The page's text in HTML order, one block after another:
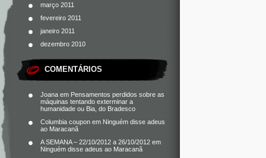
março 2011
fevereiro 2011
janeiro 2011
dezembro 2010
COMENTÁRIOS
Joana em Pensamentos perdidos sobre as
máquinas tentando exterminar a
humanidade ou Bia, do Bradesco
Columbia coupon em Ninguém disse adeus
ao Maracanã
A SEMANA – 22/10/2012 a 26/10/2012 em
Ninguém disse adeus ao Maracanã